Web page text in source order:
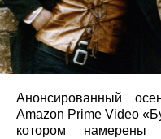
Анонсированный
Amazon Prime Video
котором